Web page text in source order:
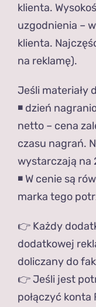
klienta.
uzgodnienia –
klienta.
na reklamę).
Jeśli materiały
◾️ dzień
netto – cena
czasu nagrań.
wystarczają na
◾️ W cenie są
marka tego
👉 Każdy
dodatkowej
doliczany do
👉 Jeśli jest
połączyć konta